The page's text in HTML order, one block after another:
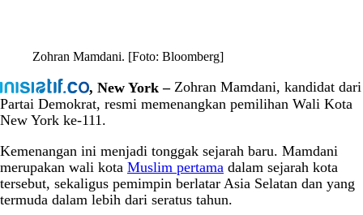
Zohran Mamdani. [Foto: Bloomberg]
, New York –Zohran Mamdani, kandidat dari
Partai Demokrat, resmi memenangkan pemilihan Wali Kota
New York ke-111.
Kemenangan ini menjadi tonggak sejarah baru. Mamdani
merupakan wali kota Muslim pertama dalam sejarah kota
tersebut, sekaligus pemimpin berlatar Asia Selatan dan yang
termuda dalam lebih dari seratus tahun.